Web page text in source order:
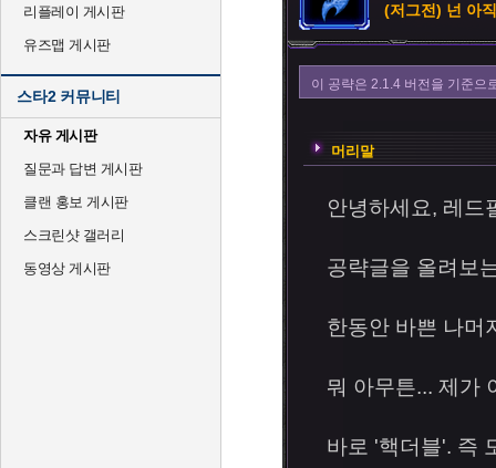
리플레이 게시판
유즈맵 게시판
스타2 커뮤니티
자유 게시판
질문과 답변 게시판
클랜 홍보 게시판
스크린샷 갤러리
동영상 게시판
(저그전) 넌 아
이 공략은 2.1.4 버전을 기준으
머리말
안녕하세요, 레드
공략글을 올려보
한동안 바쁜 나머
뭐 아무튼... 제가
바로 '핵더블'. 즉